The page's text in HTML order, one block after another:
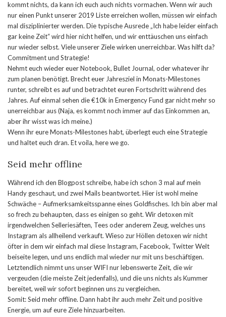
kommt nichts, da kann ich euch auch nichts vormachen. Wenn wir auch
nur einen Punkt unserer 2019 Liste erreichen wollen, müssen wir einfach
mal disziplinierter werden. Die typische Ausrede „Ich habe leider einfach
gar keine Zeit“ wird hier nicht helfen, und wir enttäuschen uns einfach
nur wieder selbst. Viele unserer Ziele wirken unerreichbar. Was hilft da?
Commitment und Strategie!
Nehmt euch wieder euer Notebook, Bullet Journal, oder whatever ihr
zum planen benötigt. Brecht euer Jahresziel in Monats-Milestones
runter, schreibt es auf und betrachtet euren Fortschritt während des
Jahres. Auf einmal sehen die €10k in Emergency Fund gar nicht mehr so
unerreichbar aus (Naja, es kommt noch immer auf das Einkommen an,
aber ihr wisst was ich meine.)
Wenn ihr eure Monats-Milestones habt, überlegt euch eine Strategie
und haltet euch dran. Et voila, here we go.
Seid mehr offline
Während ich den Blogpost schreibe, habe ich schon 3 mal auf mein
Handy geschaut, und zwei Mails beantwortet. Hier ist wohl meine
Schwäche – Aufmerksamkeitsspanne eines Goldfisches. Ich bin aber mal
so frech zu behaupten, dass es einigen so geht. Wir detoxen mit
irgendwelchen Selleriesäften, Tees oder anderem Zeug, welches uns
Instagram als allheilend verkauft. Wieso zur Höllen detoxen wir nicht
öfter in dem wir einfach mal diese Instagram, Facebook, Twitter Welt
beiseite legen, und uns endlich mal wieder nur mit uns beschäftigen.
Letztendlich nimmt uns unser WIFI nur lebenswerte Zeit, die wir
vergeuden (die meiste Zeit jedenfalls), und die uns nichts als Kummer
bereitet, weil wir sofort beginnen uns zu vergleichen.
Somit: Seid mehr offline. Dann habt ihr auch mehr Zeit und positive
Energie, um auf eure Ziele hinzuarbeiten.